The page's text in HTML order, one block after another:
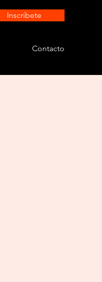
Inscríbete
Contacto